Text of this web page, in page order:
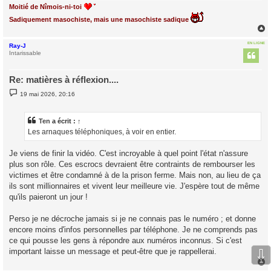
Moitié de Nîmois-ni-toi
Sadiquement masochiste, mais une masochiste sadique
EN LIGNE
Ray-J
Intarissable
Re: matières à réflexion....
M
e
19 mai 2026, 20:16
Ten a écrit : ↑
Les arnaques téléphoniques, à voir en entier.
Je viens de finir la vidéo. C'est incroyable à quel point l'état n'assure
plus son rôle. Ces escrocs devraient être contraints de rembourser les
victimes et être condamné à de la prison ferme. Mais non, au lieu de ça
ils sont millionnaires et vivent leur meilleure vie. J'espère tout de même
qu'ils paieront un jour !
Perso je ne décroche jamais si je ne connais pas le numéro ; et donne
encore moins d'infos personnelles par téléphone. Je ne comprends pas
ce qui pousse les gens à répondre aux numéros inconnus. Si c'est
important laisse un message et peut-être que je rappellerai.
⇩